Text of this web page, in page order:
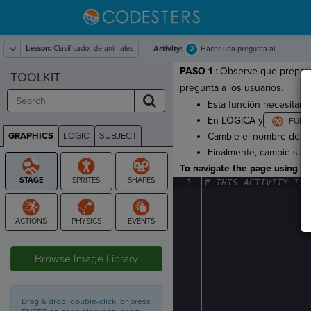
Lesson: Clasificador de animales Activity: 2
Hacer una pregunta al
PASO 1 : Observe que
pregunta a los usuarios.
Esta función
En LÓGICA y
Cambie el nombre de
Finalmente, cambie su
To navigate the page using
1 #· THIS ·ACTIVITY· IS
TOOLKIT
GRAPHICS LOGIC SUBJECT
GRAPHICS
Browse Image Library
Drag & drop, double-click, or press